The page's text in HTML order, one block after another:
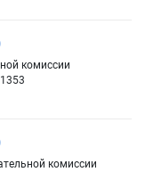
комиссии
комиссии